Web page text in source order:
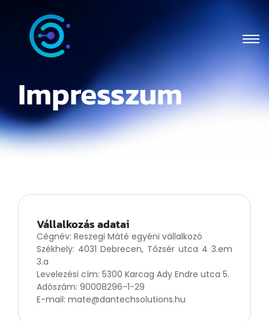
Impresszum
Vállalkozás adatai
Cégnév: Reszegi Máté egyéni vállalkozó
Székhely: 4031 Debrecen, Tőzsér utca 4 3.em
3.a
Levelezési cím: 5300 Karcag Ady Endre utca 5.
Adószám: 90008296-1-29
E-mail: mate@dantechsolutions.hu